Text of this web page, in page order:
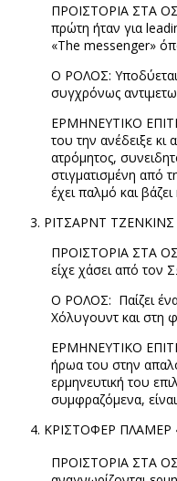
ΠΡΟΪΣΤΟΡΙΑ ΣΤΑ
πρώτη ήταν για
«The messenger»
Ο ΡΟΛΟΣ: Υποδύεται
συγχρόνως
ΕΡΜΗΝΕΥΤΙΚΟ
του την ανέδειξε κι
ατρόμητος,
στιγματισμένη από
έχει παλμό και
ΡΙΤΣΑΡΝΤ ΤΖΕΝΚΙΝΣ
ΠΡΟΪΣΤΟΡΙΑ ΣΤΑ
είχε χάσει από
Ο ΡΟΛΟΣ: Παίζει
Χόλυγουντ και στη
ΕΡΜΗΝΕΥΤΙΚΟ
ήρωα του στην
ερμηνευτική του
συμφραζόμενα,
ΚΡΙΣΤΟΦΕΡ ΠΛΑΜΕΡ
ΠΡΟΪΣΤΟΡΙΑ ΣΤΑ